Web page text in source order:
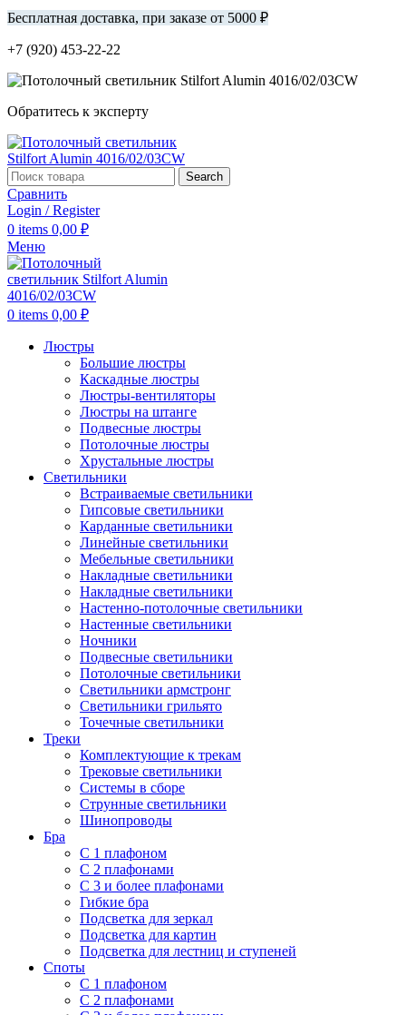
Бесплатная доставка, при заказе от 5000 ₽
+7 (920) 453-22-22
Обратитесь к эксперту
Search
Сравнить
Login / Register
0 items 0,00 ₽
Меню
0 items 0,00 ₽
Люстры
Большие люстры
Каскадные люстры
Люстры-вентиляторы
Люстры на штанге
Подвесные люстры
Потолочные люстры
Хрустальные люстры
Светильники
Встраиваемые светильники
Гипсовые светильники
Карданные светильники
Линейные светильники
Мебельные светильники
Накладные светильники
Накладные светильники
Настенно-потолочные светильники
Настенные светильники
Ночники
Подвесные светильники
Потолочные светильники
Светильники армстронг
Светильники грильято
Точечные светильники
Треки
Комплектующие к трекам
Трековые светильники
Системы в сборе
Струнные светильники
Шинопроводы
Бра
С 1 плафоном
С 2 плафонами
С 3 и более плафонами
Гибкие бра
Подсветка для зеркал
Подсветка для картин
Подсветка для лестниц и ступеней
Споты
С 1 плафоном
С 2 плафонами